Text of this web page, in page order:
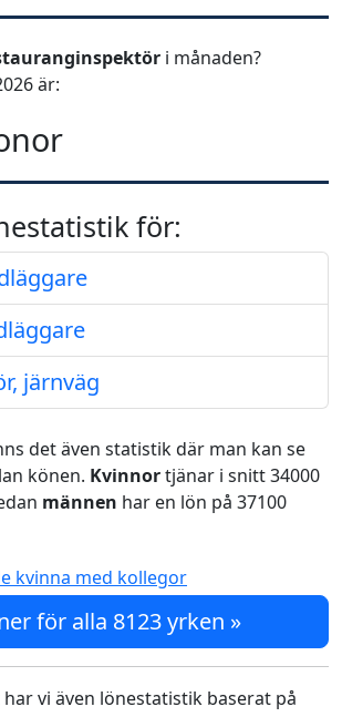
i månaden?
är:
för:
järnväg
det även statistik där man kan se
könen. Kvinnortjänar i snitt 34000
männen har en lön på 37100
för alla 8123 yrken »
vi även lönestatistik baserat på